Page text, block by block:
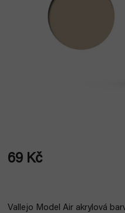
69 Kč
Vallejo Model Air akrylová